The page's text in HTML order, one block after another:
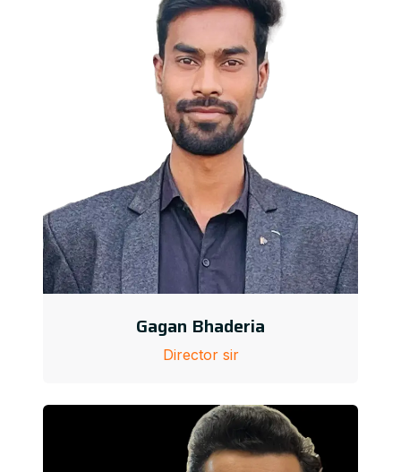
Gagan Bhaderia
Director sir